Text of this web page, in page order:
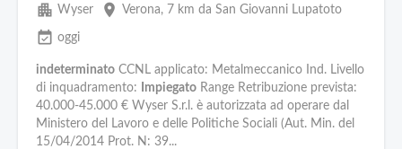
apartment Wyser place Verona, 7 km da San Giovanni Lupatoto
event_available oggi
indeterminato CCNL applicato: Metalmeccanico Ind. Livello
di inquadramento:
Impiegato Range Retribuzione prevista:
40.000-45.000 € Wyser S.r.l. è autorizzata ad operare dal
Ministero del Lavoro e delle Politiche Sociali (Aut. Min. del
15/04/2014 Prot. N: 39...